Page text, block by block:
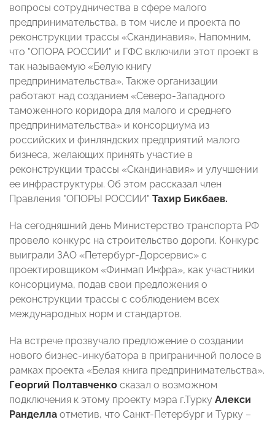
вопросы сотрудничества в сфере малого
предпринимательства, в том числе и проекта по
реконструкции трассы «Скандинавия». Напомним,
что "ОПОРА РОССИИ" и ГФС включили этот проект в
так называемую «Белую книгу
предпринимательства». Также организации
работают над созданием «Северо-Западного
таможенного коридора для малого и среднего
предпринимательства» и консорциума из
российских и финляндских предприятий малого
бизнеса, желающих принять участие в
реконструкции трассы «Скандинавия» и улучшении
ее инфраструктуры. Об этом рассказал член
Правления "ОПОРЫ РОССИИ" Тахир Бикбаев.
На сегодняшний день Министерство транспорта РФ
провело конкурс на строительство дороги. Конкурс
выиграли ЗАО «Петербург-Дорсервис» с
проектировщиком «Финмап Инфра», как участники
консорциума, подав свои предложения о
реконструкции трассы с соблюдением всех
международных норм и стандартов.
На встрече прозвучало предложение о создании
нового бизнес-инкубатора в приграничной полосе в
рамках проекта «Белая книга предпринимательства».
Георгий Полтавченко сказал о возможном
подключения к этому проекту мэра г.Турку Алекси
Ранделла отметив, что Санкт-Петербург и Турку –